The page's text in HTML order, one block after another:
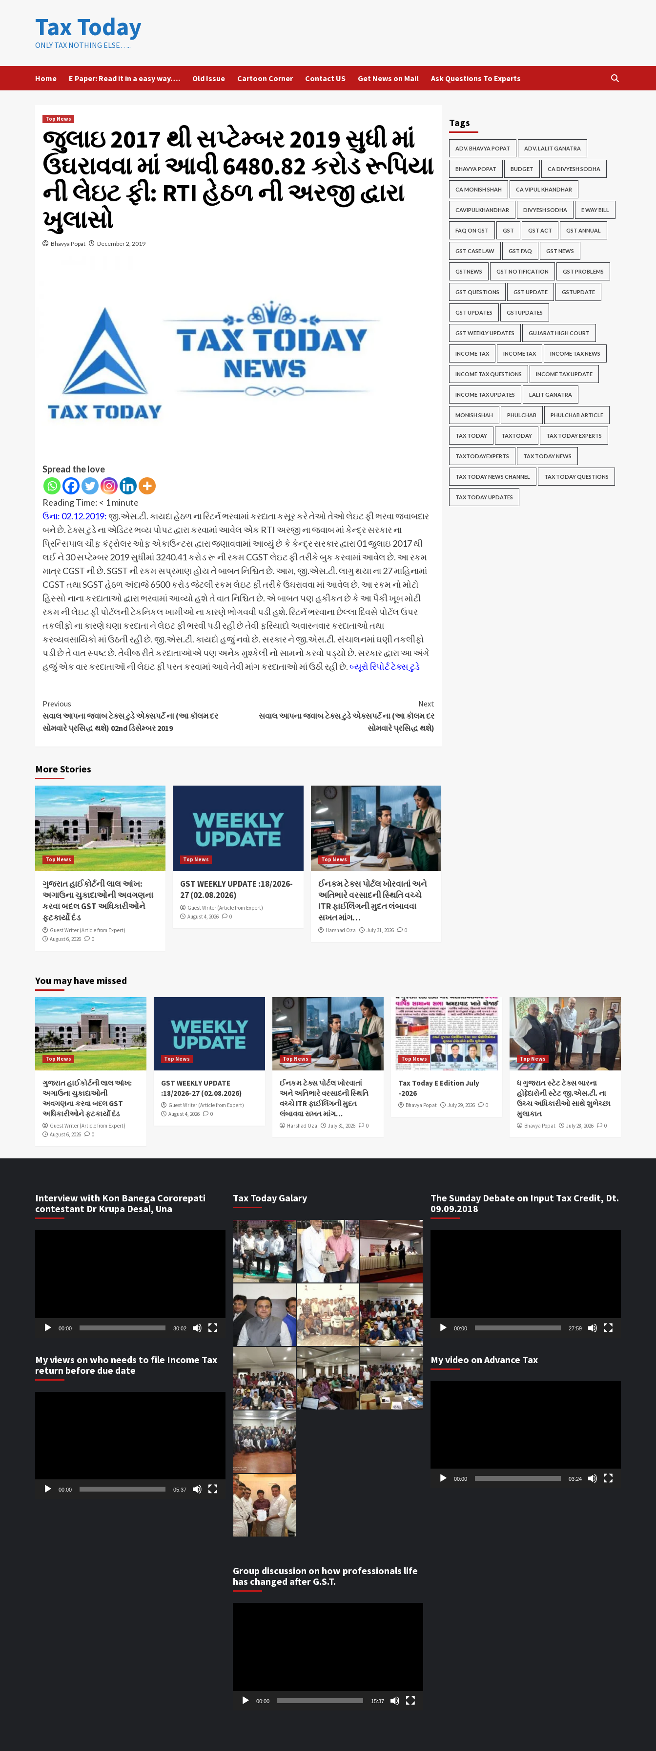
Tax Today
ONLY TAX NOTHING ELSE…..
Home E Paper: Read it in a easy way…. Old Issue Cartoon Corner Contact US Get News on Mail Ask Questions To Experts
Top News
જુલાઇ 2017 થી સપ્ટેમ્બર 2019 સુધી માં
ઉઘરાવવા માં આવી 6480.82 કરોડ રૂપિયા
ની લેઇટ ફી: RTI હેઠળ ની અરજી દ્વારા
ખુલાસો
Bhavya Popat December 2, 2019
Spread the love
Reading Time: < 1minute
ઉના: 02.12.2019:જી.એસ.ટી. કાયદા હેઠળ ના રિટર્ન ભરવામાં કરદાતા કસૂર કરે તેઓ તેઓ લેઇટ ફી ભરવા જવાબદાર
બને છે. ટેક્સ ટુડે ના એડિટર ભવ્ય પોપટ દ્વારા કરવામાં આવેલ એક RTI અરજી ના જવાબ માં કેન્દ્ર સરકાર ના
પ્રિન્સિપાલ ચીફ કંટ્રોલર ઓફ એકાઉન્ટસ દ્વારા જણાવવામાં આવ્યું છે કે કેન્દ્ર સરકાર દ્વારા 01 જુલાઇ 2017 થી
લઈ ને 30 સપ્ટેમ્બર 2019 સુધીમાં 3240.41 કરોડ રૂ ની રકમ CGST લેઇટ ફી તરીકે બુક કરવામાં આવેલ છે. આ રકમ
માત્ર CGST ની છે. SGST ની રકમ સપ્રમાણ હોય તે બાબત નિશ્ચિત છે. આમ, જી.એસ.ટી. લાગુ થયા ના 27 માહિનામાં
CGST તથા SGST હેઠળ અંદાજે 6500 કરોડ જેટલી રકમ લેઇટ ફી તરીકે ઉઘરાવવા માં આવેલ છે. આ રકમ નો મોટો
હિસ્સો નાના કરદાતાઓ દ્વારા ભરવામાં આવ્યો હશે તે વાત નિશ્ચિત છે. એ બાબત પણ હકીકત છે કે આ પૈકી ખૂબ મોટી
રકમ ની લેઇટ ફી પોર્ટલની ટેકનિકલ ખામીઓ ના કારણે ભોગવવી પડી હશે. રિટર્ન ભરવાના છેલ્લા દિવસે પોર્ટલ ઉપર
તકલીફો ના કારણે ઘણા કરદાતા ને લેઇટ ફી ભરવી પડી રહી છે તેવી ફરિયાદો અવારનવાર કરદાતાઓ તથા
કરવ્યવસાયિકો માં ઉઠતી રહી છે. જી.એસ.ટી. કાયદો હજું નવો છે. સરકાર ને જી.એસ.ટી. સંચાલનમાં ઘણી તકલીફો
પડી છે તે વાત સ્પષ્ટ છે. તેવીજ રીતે કરદાતાઑએ પણ અનેક મુશ્કેલી નો સામનો કરવો પડ્યો છે. સરકાર દ્વારા આ અંગે
હજું એક વાર કરદાતાઑ ની લેઇટ ફી પરત કરવામાં આવે તેવી માંગ કરદાતાઓ માં ઉઠી રહી છે.બ્યૂરો રિપોર્ટ ટેક્સ ટુડે
Continue
Reading
Previous
સવાલ આપના જવાબ ટેક્સ ટુડે એક્સપર્ટ ના (આ કૉલમ દર
સોમવારે પ્રસિદ્ધ થશે) 02nd ડિસેમ્બર 2019
Next
સવાલ આપના જવાબ ટેક્સ ટુડે એક્સપર્ટ ના (આ કૉલમ દર
સોમવારે પ્રસિદ્ધ થશે)
More Stories
Top News
ગુજરાત હાઈકોર્ટની લાલ આંખ:
અગાઉના ચુકાદાઓની અવગણના
કરવા બદલ GST અધિકારીઓને
ફટકાર્યો દંડ
Guest Writer (Article from Expert)
August 6, 2026
0
Top News
GST WEEKLY UPDATE :18/2026-
27 (02.08.2026)
Guest Writer (Article from Expert)
August 4, 2026
0
Top News
ઈનકમ ટેક્સ પોર્ટલ ખોરવાતાં અને
અતિભારે વરસાદની સ્થિતિ વચ્ચે
ITR ફાઈલિંગની મુદત લંબાવવા
સખત માંગ…
Harshad Oza July 31, 2026 0
Tags
ADV. BHAVYA POPAT ADV. LALIT GANATRA
BHAVYA POPAT BUDGET CA DIVYESH SODHA
CA MONISH SHAH CA VIPUL KHANDHAR
CAVIPULKHANDHAR DIVYESH SODHA E WAY BILL
FAQ ON GST GST GST ACT GST ANNUAL
GST CASE LAW GST FAQ GST NEWS
GSTNEWS GST NOTIFICATION GST PROBLEMS
GST QUESTIONS GST UPDATE GSTUPDATE
GST UPDATES GSTUPDATES
GST WEEKLY UPDATES GUJARAT HIGH COURT
INCOME TAX INCOMETAX INCOME TAX NEWS
INCOME TAX QUESTIONS INCOME TAX UPDATE
INCOME TAX UPDATES LALIT GANATRA
MONISH SHAH PHULCHAB PHULCHAB ARTICLE
TAX TODAY TAXTODAY TAX TODAY EXPERTS
TAXTODAYEXPERTS TAX TODAY NEWS
TAX TODAY NEWS CHANNEL TAX TODAY QUESTIONS
TAX TODAY UPDATES
You may have missed
Top News
ગુજરાત હાઈકોર્ટની લાલ આંખ:
અગાઉના ચુકાદાઓની
અવગણના કરવા બદલ GST
અધિકારીઓને ફટકાર્યો દંડ
Guest Writer (Article from Expert)
August 6, 2026
0
Top News
GST WEEKLY UPDATE
:18/2026-27 (02.08.2026)
Guest Writer (Article from Expert)
August 4, 2026
0
Top News
ઈનકમ ટેક્સ પોર્ટલ ખોરવાતાં
અને અતિભારે વરસાદની સ્થિતિ
વચ્ચે ITR ફાઈલિંગની મુદત
લંબાવવા સખત માંગ…
Harshad Oza July 31, 2026 0
Top News
Tax Today E Edition July
-2026
Bhavya Popat July 29, 2026 0
Top News
ધ ગુજરાત સ્ટેટ ટેક્સ બારના
હોદ્દેદારોની સ્ટેટ જી.એસ.ટી. ના
ઉચ્ચ અધિકારીઓ સાથે શુભેચ્છા
મુલાકાત
Bhavya Popat July 28, 2026 0
Interview with Kon Banega Cororepati
contestant Dr Krupa Desai, Una
00:00 30:02
My views on who needs to file Income Tax
return before due date
00:00 05:37
Tax Today Galary
Group discussion on how professionals life
has changed after G.S.T.
00:00 15:37
The Sunday Debate on Input Tax Credit, Dt.
09.09.2018
00:00 27:59
My video on Advance Tax
00:00 03:24